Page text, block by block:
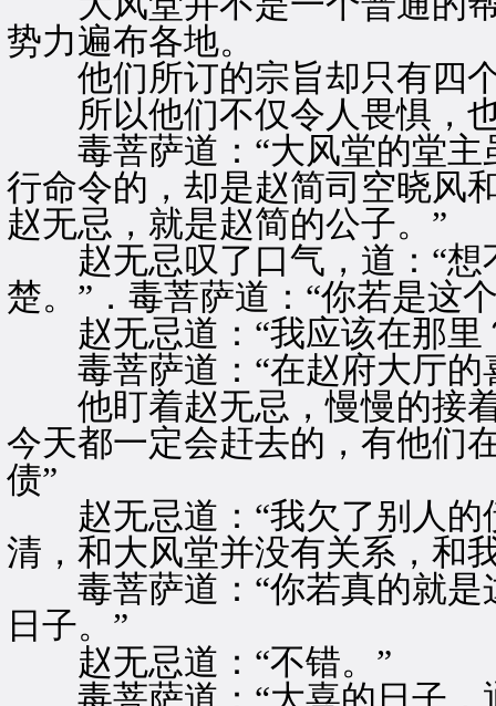
势力遍布各地。
他们所订的宗旨却只有四个
所以他们不仅令人畏惧，
毒菩萨道：“大风堂的堂主
行命令的，却是赵简司空晓风
赵无忌，就是赵简的公子。”
赵无忌叹了口气，道：“想
楚。”．毒菩萨道：“你若是这
赵无忌道：“我应该在那里
毒菩萨道：“在赵府大厅的
他盯着赵无忌，慢慢的接着
今天都一定会赶去的，有他们
债”
赵无忌道：“我欠了别人的
清，和大风堂并没有关系，和
毒菩萨道：“你若真的就是
日子。”
赵无忌道：“不错。”